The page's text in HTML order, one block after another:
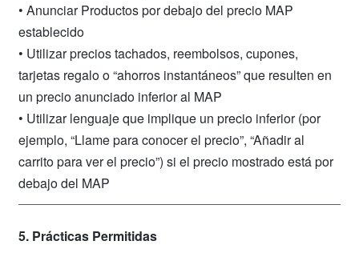
• Anunciar Productos por debajo del precio MAP
establecido
• Utilizar precios tachados, reembolsos, cupones,
tarjetas regalo o “ahorros instantáneos” que resulten en
un precio anunciado inferior al MAP
• Utilizar lenguaje que implique un precio inferior (por
ejemplo, “Llame para conocer el precio”, “Añadir al
carrito para ver el precio”) si el precio mostrado está por
debajo del MAP
5. Prácticas Permitidas